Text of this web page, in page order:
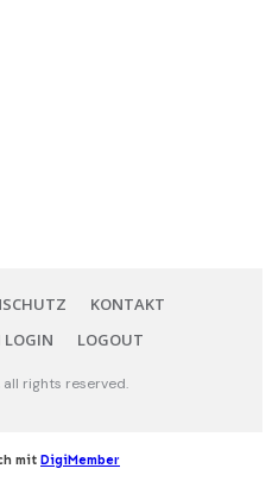
KONTAKT
LOGIN
LOGOUT
all rights reserved.
mit DigiMember